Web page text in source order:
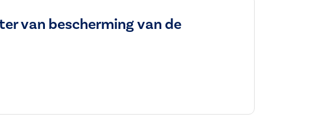
van bescherming van de